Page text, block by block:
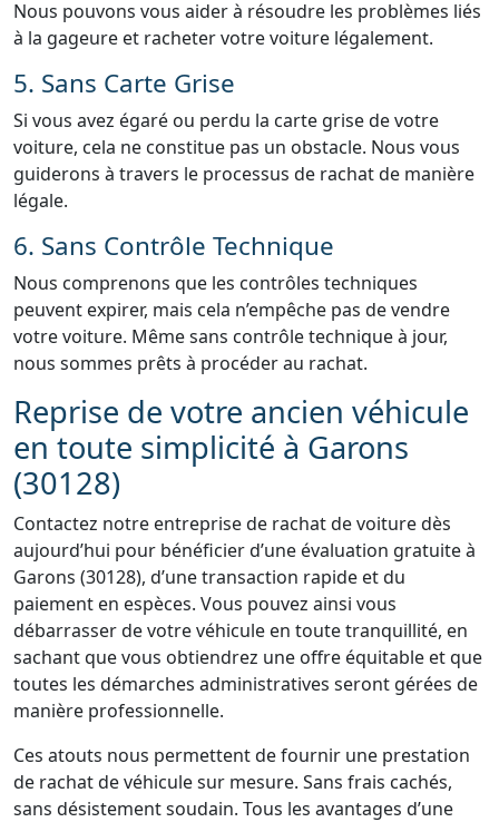
Nous pouvons vous aider à résoudre les problèmes liés
à la gageure et racheter votre voiture légalement.
5. Sans Carte Grise
Si vous avez égaré ou perdu la carte grise de votre
voiture, cela ne constitue pas un obstacle. Nous vous
guiderons à travers le processus de rachat de manière
légale.
6. Sans Contrôle Technique
Nous comprenons que les contrôles techniques
peuvent expirer, mais cela n’empêche pas de vendre
votre voiture. Même sans contrôle technique à jour,
nous sommes prêts à procéder au rachat.
Reprise de votre ancien véhicule
en toute simplicité à Garons
(30128)
Contactez notre entreprise de rachat de voiture dès
aujourd’hui pour bénéficier d’une évaluation gratuite à
Garons (30128), d’une transaction rapide et du
paiement en espèces. Vous pouvez ainsi vous
débarrasser de votre véhicule en toute tranquillité, en
sachant que vous obtiendrez une offre équitable et que
toutes les démarches administratives seront gérées de
manière professionnelle.
Ces atouts nous permettent de fournir une prestation
de rachat de véhicule sur mesure. Sans frais cachés,
sans désistement soudain. Tous les avantages d’une